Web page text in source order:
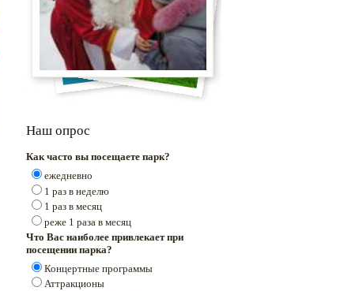
Наш опрос
Как часто вы посещаете парк?
ежедневно
1 раз в неделю
1 раз в месяц
реже 1 раза в месяц
Что Вас наиболее привлекает при
посещении парка?
Концертные программы
Аттракционы